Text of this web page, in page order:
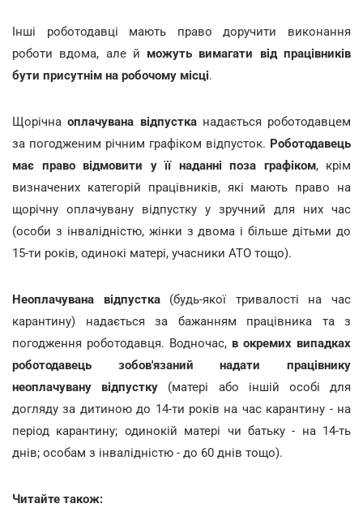
Інші роботодавці мають право доручити виконання
роботи вдома, але й можуть вимагати від працівників
бути присутнім на робочому місці.
Щорічнаоплачувана відпустканадається роботодавцем
за погодженим річним графіком відпусток. Роботодавець
має право відмовити у її наданні поза графіком, крім
визначених категорій працівників, які мають право на
щорічну оплачувану відпустку у зручний для них час
(особи з інвалідністю, жінки з двома і більше дітьми до
15-ти років, одинокі матері, учасники АТО тощо).
Неоплачувана відпустка(будь-якої тривалості на час
карантину) надається за бажанням працівника та з
погодження роботодавця. Водночас, в окремих випадках
роботодавець зобов'язаний надати працівнику
неоплачувану відпустку (матері або іншій особі для
догляду за дитиною до 14-ти років на час карантину - на
період карантину; одинокій матері чи батьку - на 14-ть
днів; особам з інвалідністю - до 60 днів тощо).
Читайте також: